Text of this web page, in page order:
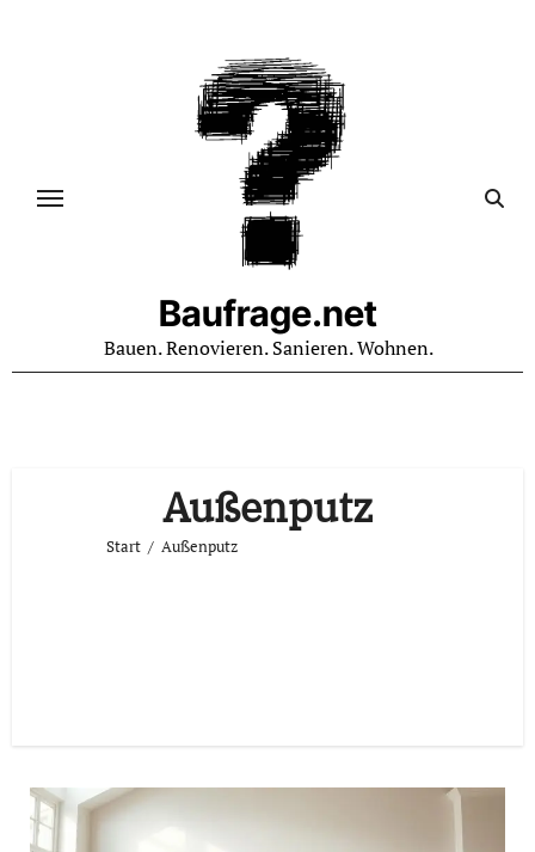
Baufrage.net
Bauen. Renovieren. Sanieren. Wohnen.
Außenputz
Start Außenputz